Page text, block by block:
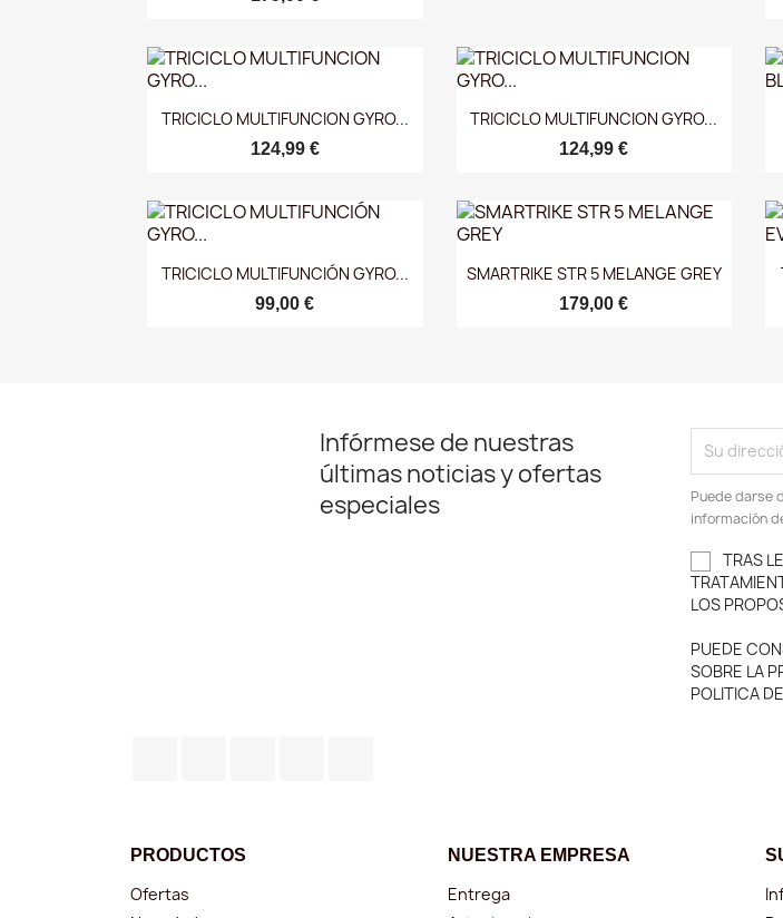
Vista rápida
TRICICLO MULTIFUNCION GYRO...
124,99 €
Vista rápida
TRICICLO MULTIFUNCION GYRO...
124,99 €
Vista rápida
TRICICLO MULTIFUNCIÓN GYRO...
99,00 €
 Vista rápida
SMARTRIKE STR 5 MELANGE GREY
179,00 €
Infórmese de nuestras
últimas noticias y ofertas
especiales
Puede darse
información
TRAS
LOS
PUEDE
SOBRE LA
POLITICA
PRODUCTOS
Ofertas
NUESTRA EMPRESA
Entrega